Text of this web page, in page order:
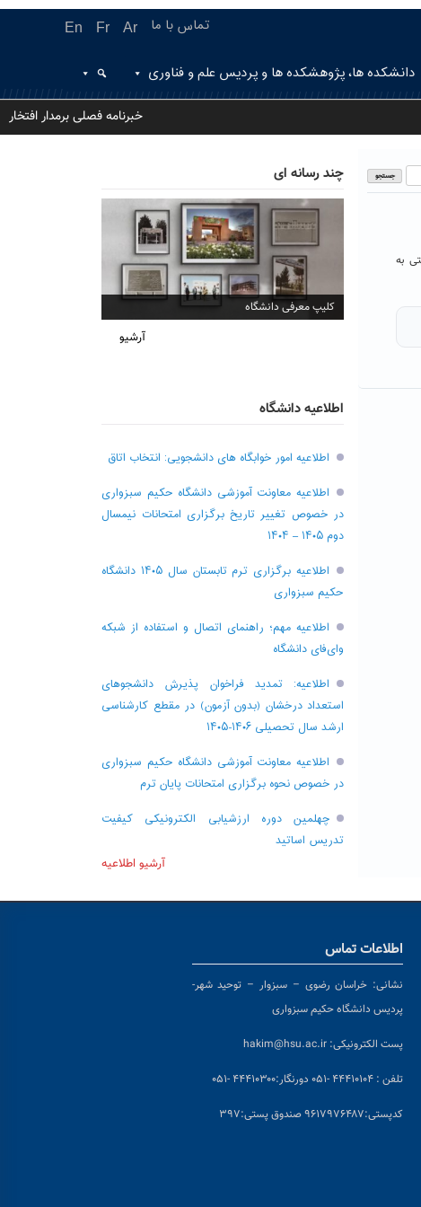
En Fr Ar تماس با ما
دانشکده ها، پژوهشکده ها و پردیس علم و فناوری
خبرنامه فصلی برمدار افتخار
به
چند رسانه ای
افتتاح دفتر انجمن آثار و مفاخر سبزوار
آرشیو
اطلاعیه دانشگاه
اطلاعیه امور خوابگاه های دانشجویی: انتخاب اتاق
اطلاعیه معاونت آموزشی دانشگاه حکیم سبزواری
در خصوص تغییر تاریخ برگزاری امتحانات نیمسال
دوم ۱۴۰۵ – ۱۴۰۴
اطلاعیه برگزاری ترم تابستان سال ۱۴۰۵ دانشگاه
حکیم سبزواری
اطلاعیه مهم؛ راهنمای اتصال و استفاده از شبکه
وای‌فای دانشگاه
اطلاعیه: تمدید فراخوان پذیرش دانشجو‌های
استعداد درخشان (بدون آزمون) در مقطع کارشناسی
ارشد سال تحصیلی ۱۴۰۶-۱۴۰۵
اطلاعیه معاونت آموزشی دانشگاه حکیم سبزواری
در خصوص نحوه برگزاری امتحانات پایان ترم
چهلمین دوره ارزشیابی الکترونیکی کیفیت
تدریس اساتید
آرشیو اطلاعیه
اطلاعات تماس
نشانی: خراسان رضوی – سبزوار – توحید شهر-
پردیس دانشگاه حکیم سبزواری
پست الکترونیکی: hakim@hsu.ac.ir
تلفن : ۴۴۴۱۰۱۰۴ -۰۵۱ دورنگار:۴۴۴۱۰۳۰۰ -۰۵۱
کدپستی:۹۶۱۷۹۷۶۴۸۷ صندوق پستی:۳۹۷